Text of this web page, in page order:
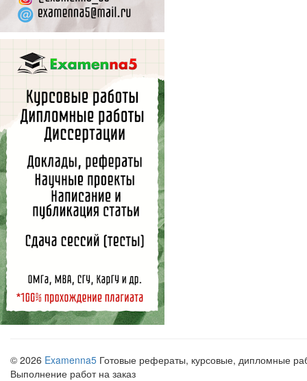
© 2026 Examenna5 Готовые рефераты, курсовые, дипломные
Выполнение работ на заказ